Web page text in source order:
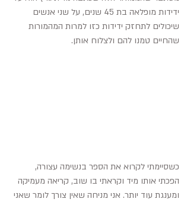
ידידות מופלאה בת 45 שנים, על שני אנשים
שיכולים לתחזק ידידות כזו למרות המהמורות
שהחיים טמנו להם ולצלוח אותן.
כשסיימתי לקרוא את הספר בנשימה עצורה,
הפכתי אותו מיד וקראתי בו שוב, קריאה מעמיקה
ומענגת עוד יותר. אני מניחה שאין צורך לומר שאני